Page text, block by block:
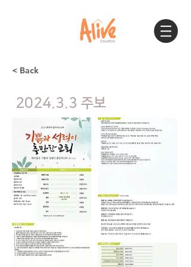
< Back
2024.3.3 주보